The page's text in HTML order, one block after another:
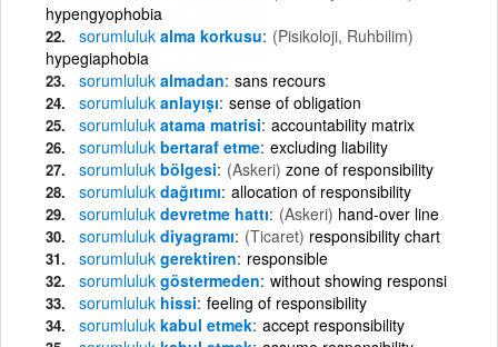
hypengyophobia
sorumluluk alma korkusu (Pisikoloji, Ruhbilim)
hypegiaphobia
sorumluluk almadan sans recours
sorumluluk anlayışı sense of obligation
sorumluluk atama matrisi accountability matrix
sorumluluk bertaraf etme excluding liability
sorumluluk bölgesi (Askeri) zone of responsibility
sorumluluk dağıtımı allocation of responsibility
sorumluluk devretme hattı (Askeri) hand-over line
sorumluluk diyagramı (Ticaret) responsibility chart
sorumluluk gerektiren responsible
sorumluluk göstermeden without showing responsi
sorumluluk hissi feeling of responsibility
sorumluluk kabul etmek accept responsibility